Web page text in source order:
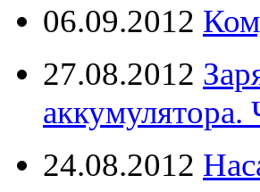
06.09.2012
27.08.2012
аккумулятора.
24.08.2012